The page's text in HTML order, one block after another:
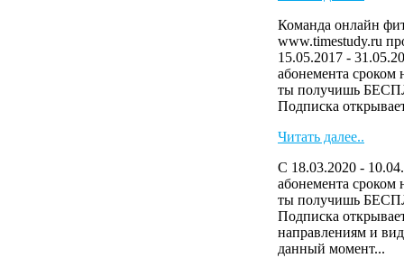
Команда онлайн
www.timestudy.ru
15.05.2017 -
абонемента сроком
ты получишь
Подписка
Читать далее..
С 18.03.2020 -
абонемента сроком
ты получишь
Подписка
направлениям и
данный момент...